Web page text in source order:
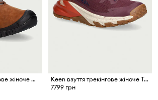
Keen взуття трекінгове жіноче GRETA BOOT II WP
Keen взуття трекінгове жіноче TARGHEE APEX MID WP
7799 грн